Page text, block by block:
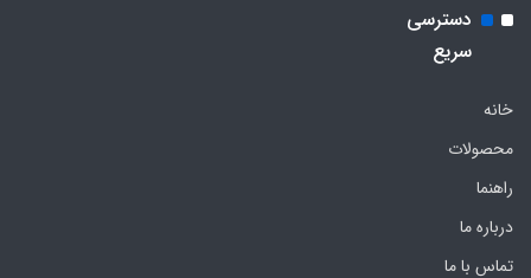
دسترسی
سریع
خانه
محصولات
راهنما
درباره ما
تماس با ما